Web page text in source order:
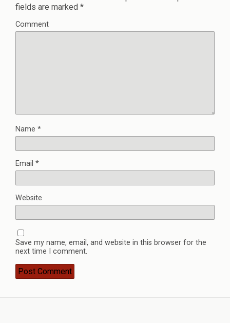
fields are marked *
Comment
Name *
Email *
Website
Save my name, email, and website in this browser for the
next time I comment.